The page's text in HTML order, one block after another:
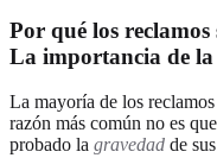
Por qué los reclamos
La importancia de
La mayoría de los
razón más común no es
probado la gravedad de